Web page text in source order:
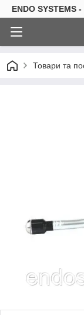
ENDO SYSTEMS -
Товари та